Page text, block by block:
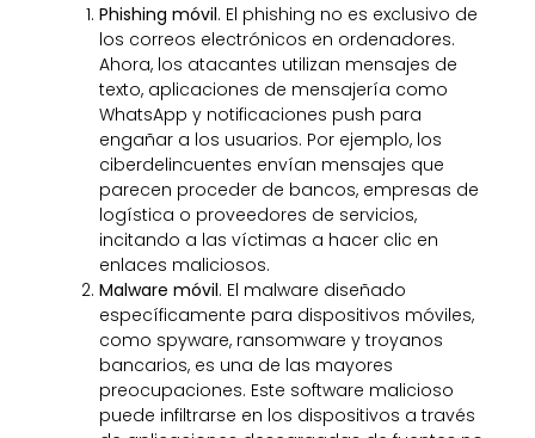
Phishing móvil. El phishing no es exclusivo de
los correos electrónicos en ordenadores.
Ahora, los atacantes utilizan mensajes de
texto, aplicaciones de mensajería como
WhatsApp y notificaciones push para
engañar a los usuarios. Por ejemplo, los
ciberdelincuentes envían mensajes que
parecen proceder de bancos, empresas de
logística o proveedores de servicios,
incitando a las víctimas a hacer clic en
enlaces maliciosos.
Malware móvil. El malware diseñado
específicamente para dispositivos móviles,
como spyware, ransomware y troyanos
bancarios, es una de las mayores
preocupaciones. Este software malicioso
puede infiltrarse en los dispositivos a través